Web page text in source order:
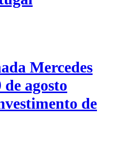
Mercedes
agosto
de